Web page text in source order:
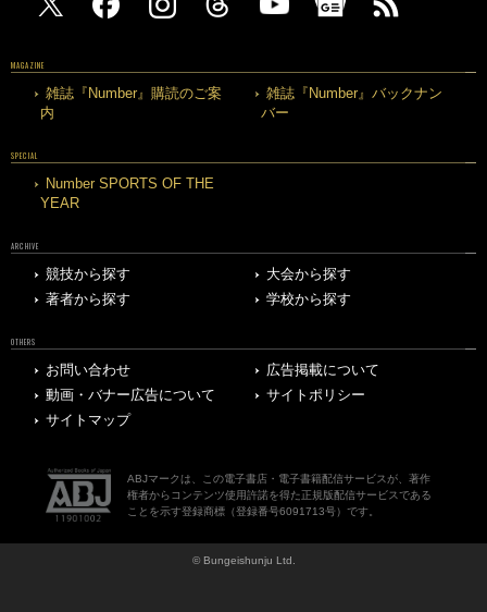
MAGAZINE
雑誌『Number』購読のご案
内
雑誌『Number』バックナン
バー
SPECIAL
Number SPORTS OF THE
YEAR
ARCHIVE
競技から探す
大会から探す
著者から探す
学校から探す
OTHERS
お問い合わせ
広告掲載について
動画・バナー広告について
サイトポリシー
サイトマップ
ABJマークは、この電子書店・電子書籍配信サービスが、著作
権者からコンテンツ使用許諾を得た正規版配信サービスである
ことを示す登録商標（登録番号6091713号）です。
© Bungeishunju Ltd.